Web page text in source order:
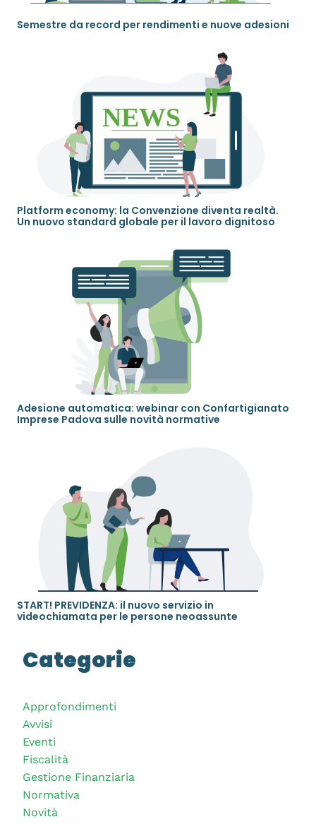
Semestre da record per rendimenti e nuove adesioni
Platform economy: la Convenzione diventa realtà.
Un nuovo standard globale per il lavoro dignitoso
Adesione automatica: webinar con Confartigianato
Imprese Padova sulle novità normative
START! PREVIDENZA: il nuovo servizio in
videochiamata per le persone neoassunte
Categorie
Approfondimenti
Avvisi
Eventi
Fiscalità
Gestione Finanziaria
Normativa
Novità